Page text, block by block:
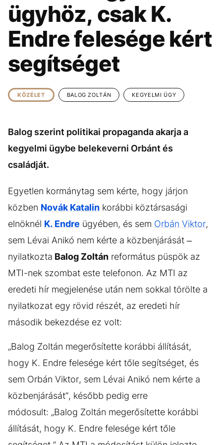
KÖZÉLET UTAZÁS
ÉLETMÓD DESIGN
BESZÉLGETÉSEK ARCOK
VIDEÓ TÖRTÉNETEK
ügyhöz, csak K.
Endre felesége kért
segítséget
KÖZÉLET BALOG ZOLTÁN KEGYELMI ÜGY
Balog szerint politikai propaganda akarja a
kegyelmi ügybe belekeverni Orbánt és
családját.
Egyetlen kormánytag sem kérte, hogy járjon
közben Novák Katalin korábbi köztársasági
elnöknél K. Endre ügyében, és sem Orbán Viktor,
sem Lévai Anikó nem kérte a közbenjárását –
nyilatkozta Balog Zoltán református püspök az
MTI-nek szombat este telefonon. Az MTI az
eredeti hír megjelenése után nem sokkal törölte a
nyilatkozat egy rövid részét, az eredeti hír
második bekezdése ez volt:
„Balog Zoltán megerősítette korábbi állítását,
hogy K. Endre felesége kért tőle segítséget, és
sem Orbán Viktor, sem Lévai Anikó nem kérte a
közbenjárását”, később pedig erre
módosult: „Balog Zoltán megerősítette korábbi
állítását, hogy K. Endre felesége kért tőle